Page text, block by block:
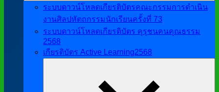
ระบบดาวน์โหลดเกียรติบัตรคณะกรรมการดำเนิน
งานศิลปหัตถกรรมนักเรียนครั้งที่ 73
ระบบดาวน์โหลดเกียรติบัตร คุรุชนคนคุณธรรม
2568
เกียรติบัตร Active Learning2568